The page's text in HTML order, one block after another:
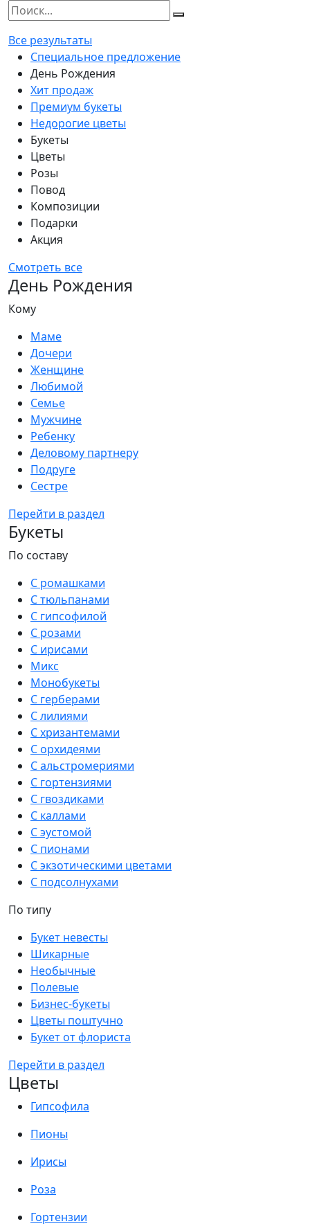
Все результаты
Специальное предложение
День Рождения
Хит продаж
Премиум букеты
Недорогие цветы
Букеты
Цветы
Розы
Повод
Композиции
Подарки
Акция
Смотреть все
День Рождения
Кому
Маме
Дочери
Женщине
Любимой
Семье
Мужчине
Ребенку
Деловому партнеру
Подруге
Сестре
Перейти в раздел
Букеты
По составу
С ромашками
С тюльпанами
С гипсофилой
С розами
С ирисами
Микс
Монобукеты
С герберами
С лилиями
С хризантемами
С орхидеями
С альстромериями
С гортензиями
С гвоздиками
С каллами
С эустомой
С пионами
С экзотическими цветами
С подсолнухами
По типу
Букет невесты
Шикарные
Необычные
Полевые
Бизнес-букеты
Цветы поштучно
Букет от флориста
Перейти в раздел
Цветы
Гипсофила
Пионы
Ирисы
Роза
Гортензии